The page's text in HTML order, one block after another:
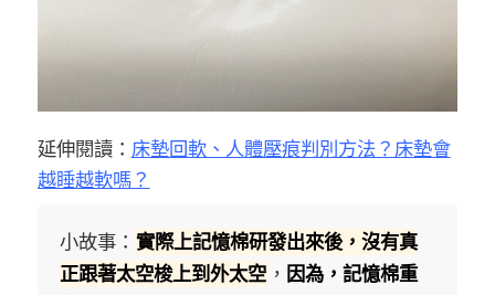
延伸閱讀： 床墊回軟、人體壓痕判別方法？床墊會
越睡越軟嗎？
小故事： 實際上記憶棉研發出來後，沒有真
正跟著太空梭上到外太空 ， 因為，記憶棉重